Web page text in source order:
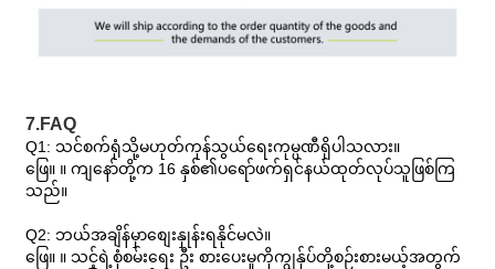
7.FAQ
Q1: သင်စက်ရုံသို့မဟုတ်ကုန်သွယ်ရေးကုမ္ပဏီရှိပါသလား။
ဖြေ။ ။ ကျနော်တို့က 16 နှစ်၏ပရော်ဖက်ရှင်နယ်ထုတ်လုပ်သူဖြစ်ကြ
သည်။
Q2: ဘယ်အချိန်မှာစျေးနှုန်းရနိုင်မလဲ။
ဖြေ။ ။ သင့်ရဲ့စုံစမ်းရေး ဦး စားပေးမှုကိုကျွန်ုပ်တို့စဉ်းစားမယ့်အတွက်